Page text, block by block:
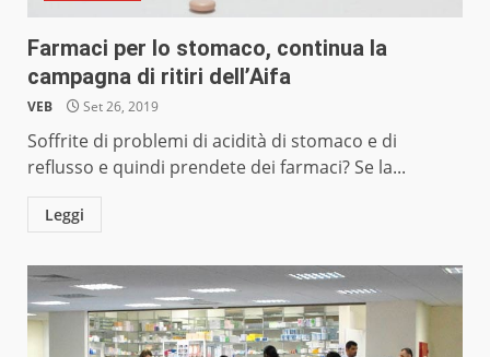
Farmaci per lo stomaco, continua la
campagna di ritiri dell’Aifa
VEB Set 26, 2019
Soffrite di problemi di acidità di stomaco e di
reflusso e quindi prendete dei farmaci? Se la...
Leggi